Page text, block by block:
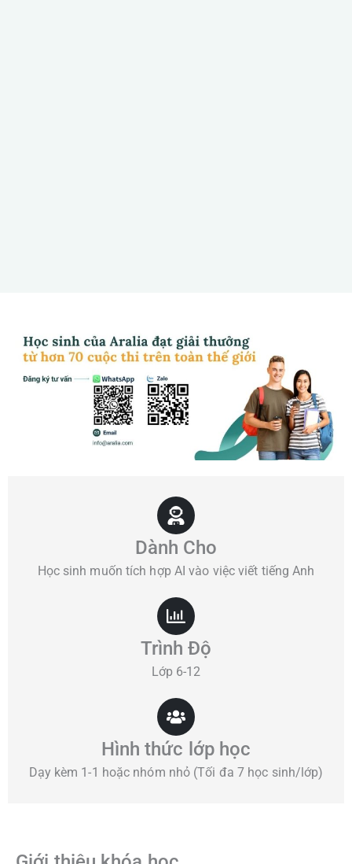
Dành Cho
Học sinh muốn tích hợp AI vào việc viết tiếng Anh
Trình Độ
Lớp 6-12
Hình thức lớp học
Dạy kèm 1-1 hoặc nhóm nhỏ (Tối đa 7 học sinh/lớp)